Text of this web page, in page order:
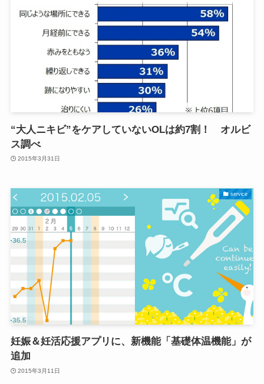
“大人ニキビ”をケアしていないOLは約7割！ オルビ
ス調べ
2015年3月31日
service
妊娠＆妊活応援アプリに、新機能「基礎体温機能」が
追加
2015年3月11日